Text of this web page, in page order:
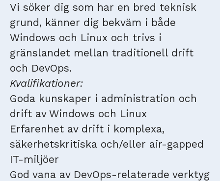
Vi söker dig som har en bred teknisk
grund, känner dig bekväm i både
Windows och Linux och trivs i
gränslandet mellan traditionell drift
och DevOps.
Kvalifikationer:
Goda kunskaper i administration och
drift av Windows och Linux
Erfarenhet av drift i komplexa,
säkerhetskritiska och/eller air-gapped
IT-miljöer
God vana av DevOps-relaterade verktyg